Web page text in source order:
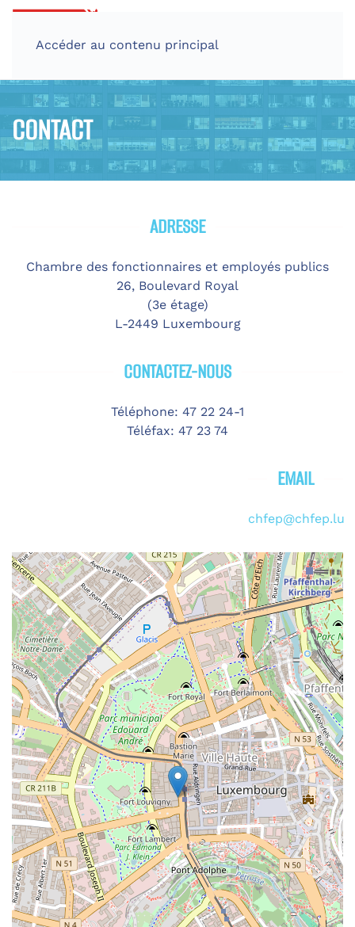
Accéder au contenu principal
CONTACT
ADRESSE
Chambre des fonctionnaires et employés publics
26, Boulevard Royal
(3e étage)
L-2449 Luxembourg
CONTACTEZ-NOUS
Téléphone: 47 22 24-1
Téléfax: 47 23 74
EMAIL
chfep@chfep.lu